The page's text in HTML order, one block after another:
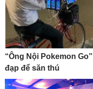
“Ông Nội Pokemon
đạp để săn thú